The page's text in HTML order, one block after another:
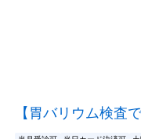
【胃バリウム検査